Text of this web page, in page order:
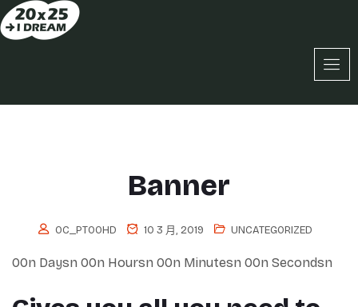
Banner
OC_PT0OHD 10 3 月, 2019 UNCATEGORIZED
00n Daysn 00n Hoursn 00n Minutesn 00n Secondsn